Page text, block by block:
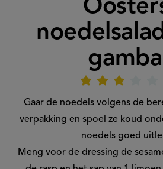
'Oosterse
met
gamba’s'
Gaar de noedels volgens de
verpakking en spoel ze koud
noedels goed
Meng voor de dressing de